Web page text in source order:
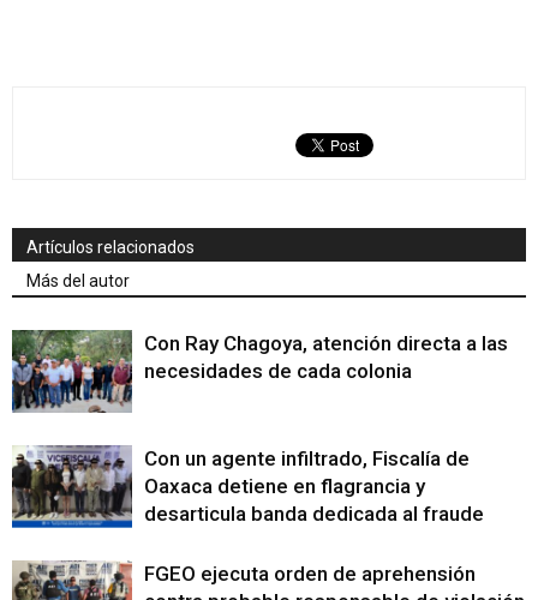
Artículos relacionados
Más del autor
Con Ray Chagoya, atención directa a las
necesidades de cada colonia
Con un agente infiltrado, Fiscalía de
Oaxaca detiene en flagrancia y
desarticula banda dedicada al fraude
FGEO ejecuta orden de aprehensión